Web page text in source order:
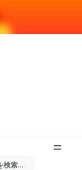
検索...
沼市